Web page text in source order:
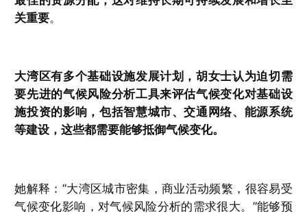
关重要。
大湾区有多个基础设施发展计划，胡女士认为迫切需
要先进的气候风险分析工具来评估气候变化对基础设
施投资的影响，包括智慧城市、交通网络、能源系统
等建设，这些都需要能够抵御气候变化。
她解释：”大湾区城市密集，商业活动频繁，很容易受
气候变化影响，对气候风险分析的需求很大。”能够预